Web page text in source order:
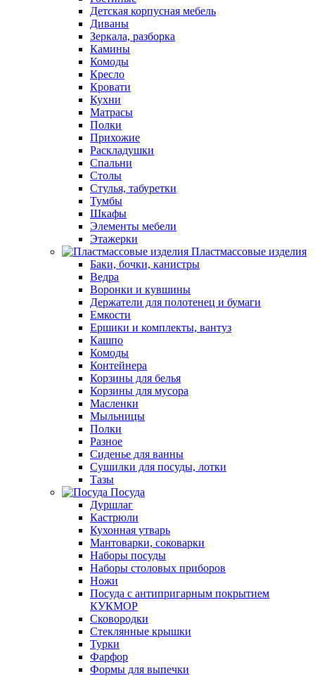
Детская корпусная мебель
Диваны
Зеркала, разборка
Камины
Комоды
Кресло
Кровати
Кухни
Матрасы
Полки
Прихожие
Раскладушки
Спальни
Столы
Стулья, табуретки
Тумбы
Шкафы
Элементы мебели
Этажерки
Пластмассовые изделия
Баки, бочки, канистры
Ведра
Воронки и кувшины
Держатели для полотенец и бумаги
Емкости
Ершики и комплекты, вантуз
Кашпо
Комоды
Контейнера
Корзины для белья
Корзины для мусора
Масленки
Мыльницы
Полки
Разное
Сиденье для ванны
Сушилки для посуды, лотки
Тазы
Посуда
Дуршлаг
Кастрюли
Кухонная утварь
Мантоварки, соковарки
Наборы посуды
Наборы столовых приборов
Ножи
Посуда с антипригарным покрытием
КУКМОР
Сковородки
Стеклянные крышки
Турки
Фарфор
Формы для выпечки